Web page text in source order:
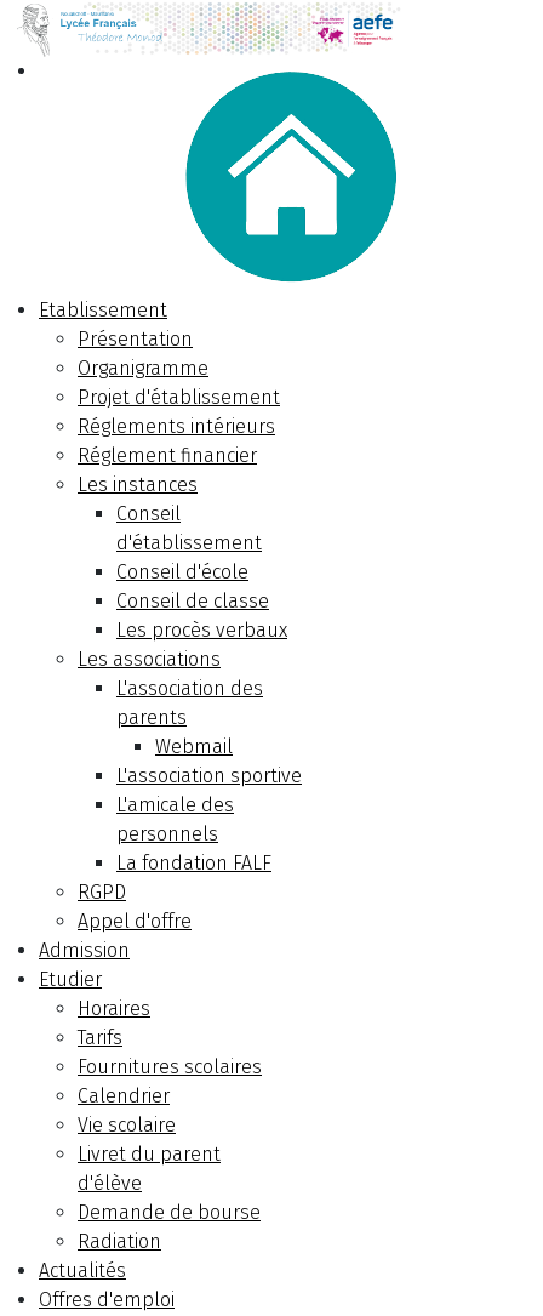
Etablissement
Présentation
Organigramme
Projet d'établissement
Réglements intérieurs
Réglement financier
Les instances
Conseil
d'établissement
Conseil d'école
Conseil de classe
Les procès verbaux
Les associations
L'association des
parents
Webmail
L'association sportive
L'amicale des
personnels
La fondation FALF
RGPD
Appel d'offre
Admission
Etudier
Horaires
Tarifs
Fournitures scolaires
Calendrier
Vie scolaire
Livret du parent
d'élève
Demande de bourse
Radiation
Actualités
Offres d'emploi